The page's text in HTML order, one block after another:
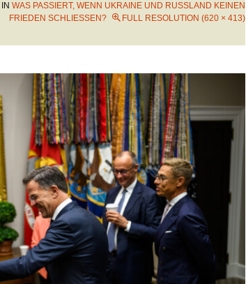
IN WAS PASSIERT, WENN UKRAINE UND RUSSLAND KEINEN
FRIEDEN SCHLIESSEN?
FULL RESOLUTION (620 × 413)